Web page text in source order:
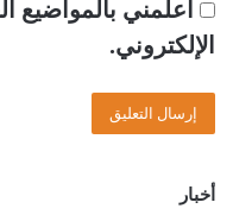
أعلمني بالمواضيع
الإلكتروني.
أخبار